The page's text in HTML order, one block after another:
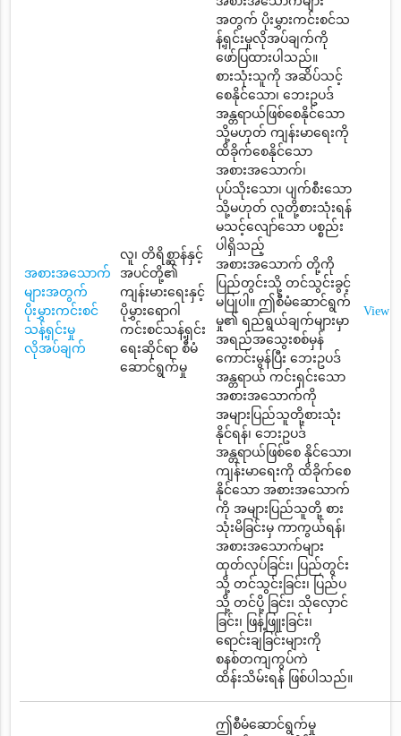
အစားအသောက်
များအတွက်
ပိုးမွှားကင်းစင်
သန့်ရှင်းမှု
လိုအပ်ချက်
လူ၊ တိရိစ္ဆာန်နှင့်
အပင်တို့၏
ကျန်းမားရေးနှင့်
ပိုမွှားရောဂါ
ကင်းစင်သန့်ရှင်း
ရေးဆိုင်ရာ စီမံ
ဆောင်ရွက်မှု
အတွက် ပိုးမွှားကင်းစင်သ
န့်ရှင်းမှုလိုအပ်ချက်ကို
ဖော်ပြထားပါသည်။
စားသုံးသူကို အဆိပ်သင့်
စေနိုင်သော၊ ဘေးဥပဒ်
အန္တရာယ်ဖြစ်စေနိုင်သော
သို့မဟုတ် ကျန်းမာရေးကို
ထိခိုက်စေနိုင်သော
အစားအသောက်၊
ပုပ်သိုးသော၊ ပျက်စီးသော
သို့မဟုတ် လူတို့စားသုံးရန်
မသင့်လျော်သော ပစ္စည်း
ပါရှိသည့်
အစားအသောက် တို့ကို
ပြည်တွင်းသို့ တင်သွင်းခွင့်
မပြုပါ။ ဤစီမံဆောင်ရွက်
မှု၏ ရည်ရွယ်ချက်များမှာ
အရည်အသွေးစစ်မှန်
ကောင်းမွန်ပြီး ဘေးဥပဒ်
အန္တရာယ် ကင်းရှင်းသော
အစားအသောက်ကို
အများပြည်သူတို့စားသုံး
နိုင်ရန်၊ ဘေးဥပဒ်
အန္တရာယ်ဖြစ်စေ နိုင်သော၊
ကျန်းမာရေးကို ထိခိုက်စေ
နိုင်သော အစားအသောက်
ကို အများပြည်သူတို့ စား
သုံးမိခြင်းမှ ကာကွယ်ရန်၊
အစားအသောက်များ
ထုတ်လုပ်ခြင်း၊ ပြည်တွင်း
သို့ တင်သွင်းခြင်း၊ ပြည်ပ
သို့ တင်ပို့ ခြင်း၊ သိုလှောင်
ခြင်း၊ ဖြန့်ဖြူးခြင်း၊
ရောင်းချခြင်းများကို
စနစ်တကျကွပ်ကဲ
ထိန်းသိမ်းရန် ဖြစ်ပါသည်။
View
ဤစီမံဆောင်ရွက်မှု